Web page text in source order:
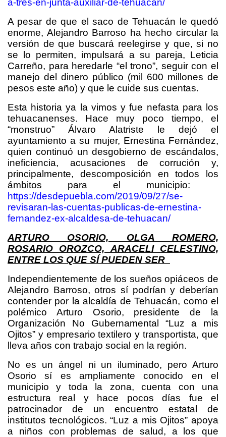
a-tres-en-junta-auxiliar-de-tehuacan/
A pesar de que el saco de Tehuacán le quedó
enorme, Alejandro Barroso ha hecho circular la
versión de que buscará reelegirse y que, si no
se lo permiten, impulsará a su pareja, Leticia
Carreño, para heredarle “el trono”, seguir con el
manejo del dinero público (mil 600 millones de
pesos este año) y que le cuide sus cuentas.
Esta historia ya la vimos y fue nefasta para los
tehuacanenses. Hace muy poco tiempo, el
“monstruo” Álvaro Alatriste le dejó el
ayuntamiento a su mujer, Ernestina Fernández,
quien continuó un desgobierno de escándalos,
ineficiencia, acusaciones de corrución y,
principalmente, descomposición en todos los
ámbitos para el municipio:
https://desdepuebla.com/2019/09/27/se-
revisaran-las-cuentas-publicas-de-ernestina-
fernandez-ex-alcaldesa-de-tehuacan/
ARTURO OSORIO, OLGA ROMERO,
ROSARIO OROZCO, ARACELI CELESTINO,
ENTRE LOS QUE SÍ PUEDEN SER
Independientemente de los sueños opiáceos de
Alejandro Barroso, otros sí podrían y deberían
contender por la alcaldía de Tehuacán, como el
polémico Arturo Osorio, presidente de la
Organización No Gubernamental “Luz a mis
Ojitos” y empresario textilero y transportista, que
lleva años con trabajo social en la región.
No es un ángel ni un iluminado, pero Arturo
Osorio sí es ampliamente conocido en el
municipio y toda la zona, cuenta con una
estructura real y hace pocos días fue el
patrocinador de un encuentro estatal de
institutos tecnológicos. “Luz a mis Ojitos” apoya
a niños con problemas de salud, a los que